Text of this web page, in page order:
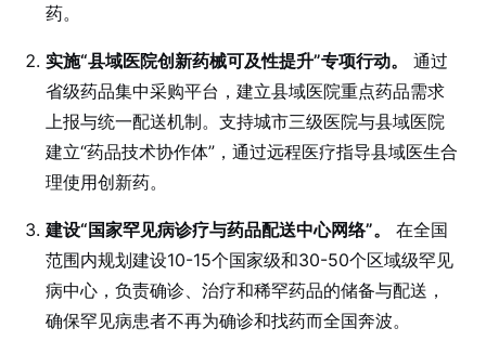
药。
实施“县域医院创新药械可及性提升”专项行动。
通过
省级药品集中采购平台，建立县域医院重点药品需求
上报与统一配送机制。支持城市三级医院与县域医院
建立“药品技术协作体”，通过远程医疗指导县域医生合
理使用创新药。
建设“国家罕见病诊疗与药品配送中心网络”。
在全国
范围内规划建设10-15个国家级和30-50个区域级罕见
病中心，负责确诊、治疗和稀罕药品的储备与配送，
确保罕见病患者不再为确诊和找药而全国奔波。